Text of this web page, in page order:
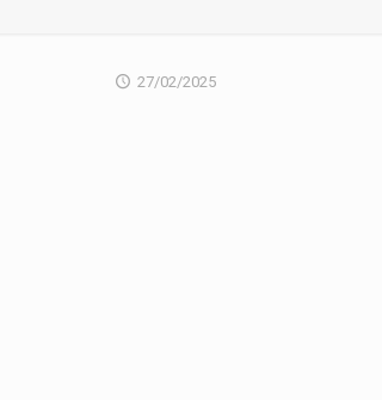
27/02/2025